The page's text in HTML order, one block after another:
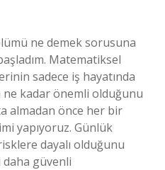
ne demek sorusuna
Matematiksel
sadece iş hayatında
kadar önemli olduğunu
almadan önce her bir
yapıyoruz. Günlük
dayalı olduğunu
güvenli